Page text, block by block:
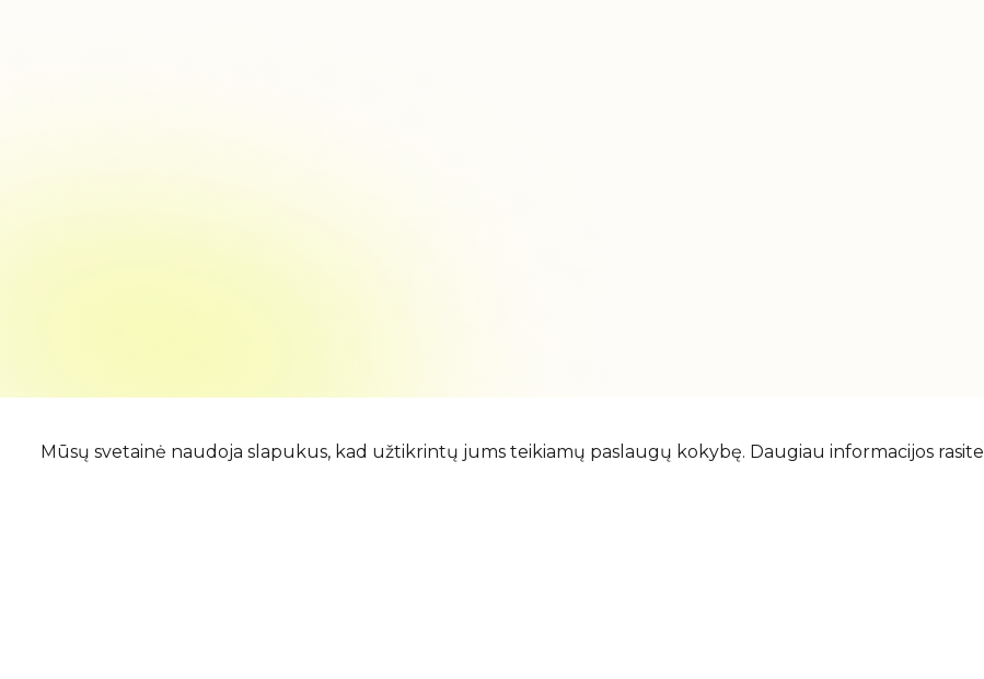
Mūsų svetainė naudoja slapukus, kad užtikrintų jums teikiamų paslaugų kokybę. Daugiau informacijos rasite